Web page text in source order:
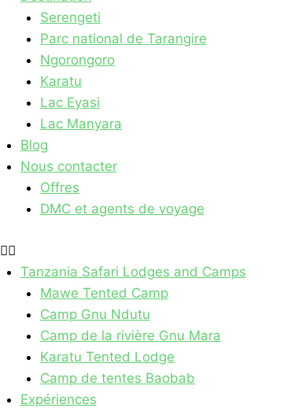
Serengeti
Parc national de Tarangire
Ngorongoro
Karatu
Lac Eyasi
Lac Manyara
Blog
Nous contacter
Offres
DMC et agents de voyage
Tanzania Safari Lodges​ and Camps
Mawe Tented Camp
Camp Gnu Ndutu
Camp de la rivière Gnu Mara
Karatu Tented Lodge
Camp de tentes Baobab
Expériences